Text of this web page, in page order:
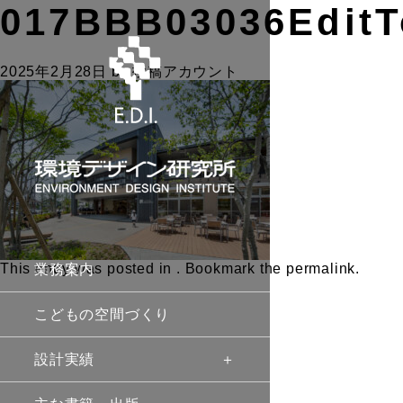
業務案内
こどもの空間づくり
設計実績
2025年2月28日 by投稿アカウント
This entry was posted in . Bookmark the permalink.